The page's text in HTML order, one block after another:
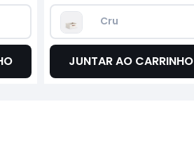
Cru
JUNTAR AO CARRINHO